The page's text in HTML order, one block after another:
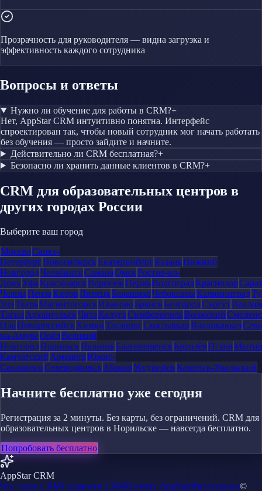
Прозрачность для руководителя — видна загрузка и
эффективность каждого сотрудника
Вопросы и ответы
Нужно ли обучение для работы в CRM?+
Нет, AppStar CRM интуитивно понятна. Интерфейс
спроектирован так, чтобы новый сотрудник мог начать работать
без обучения — просто зайдите и начните.
Действительно ли CRM бесплатная?+
Безопасно ли хранить данные клиентов в CRM?+
CRM для образовательных центров в
других городах России
Выберите ваш город
МоскваСанкт-
ПетербургНовосибирскЕкатеринбургКазаньНижний
НовгородЧелябинскСамараОмскРостов-на-
ДонуУфаКрасноярскВоронежПермьВолгоградКраснодар
ЧелныПензаКировЛипецкБалашихаЧебоксарыКалининград
УдэТверьМагнитогорскИвановоБрянскБелгородСургут
ТагилАрхангельскЧитаКалугаСимферопольВолжский
ОлаНовороссийскХимкиТаганрогСыктывкарВладикавказ
на-АмуреОрёлВеликий
НовгородНорильскНальчикБлаговещенскКоролёвПсков
Камчатский АрмавирЮжно-
СахалинскСеверодвинскАбаканУссурийскКаменск-Уральский
Начните бесплатно уже сегодня
Регистрация за 2 минуты. Без карты, без ограничений. CRM для
образовательных центров в Норильске — навсегда бесплатно.
Попробовать бесплатно
AppStar CRM
Что такое CRMСущности CRMПочему AppStarИнтеграции©